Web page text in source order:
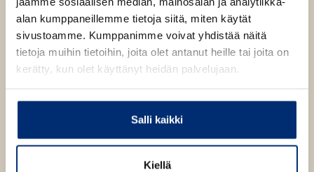
alan kumppaneillemme tietoja siitä, miten käytät
sivustoamme. Kumppanimme voivat yhdistää näitä
tietoja muihin tietoihin, joita olet antanut heille tai joita on
kerätty, kun olet käyttänyt heidän palvelujaan.
Salli kaikki
Kiellä
n